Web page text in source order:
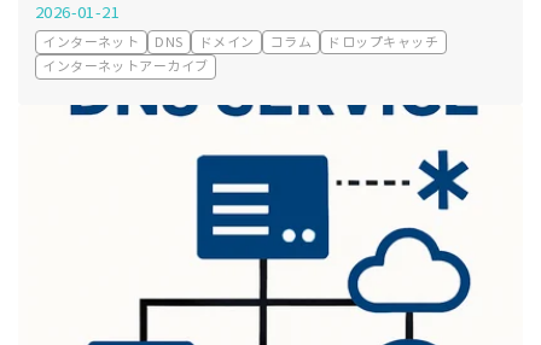
2026-01-21
インターネット DNS ドメイン コラム
ドロップキャッチ
インターネットアーカイブ